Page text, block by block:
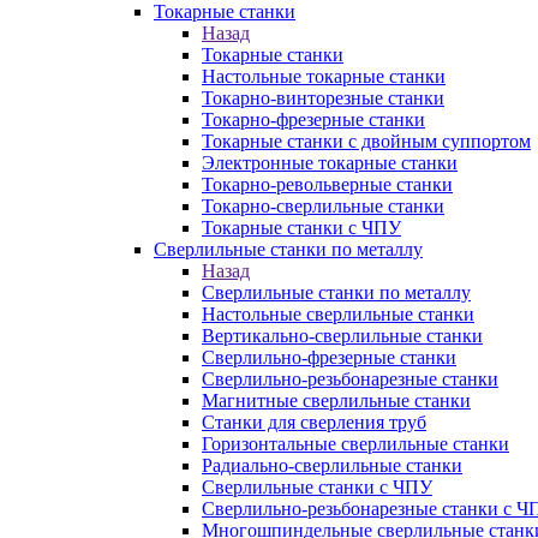
Токарные станки
Назад
Токарные станки
Настольные токарные станки
Токарно-винторезные станки
Токарно-фрезерные станки
Токарные станки с двойным суппортом
Электронные токарные станки
Токарно-револьверные станки
Токарно-сверлильные станки
Токарные станки с ЧПУ
Сверлильные станки по металлу
Назад
Сверлильные станки по металлу
Настольные сверлильные станки
Вертикально-сверлильные станки
Сверлильно-фрезерные станки
Сверлильно-резьбонарезные станки
Магнитные сверлильные станки
Станки для сверления труб
Горизонтальные сверлильные станки
Радиально-сверлильные станки
Сверлильные станки с ЧПУ
Сверлильно-резьбонарезные станки с
Многошпиндельные сверлильные